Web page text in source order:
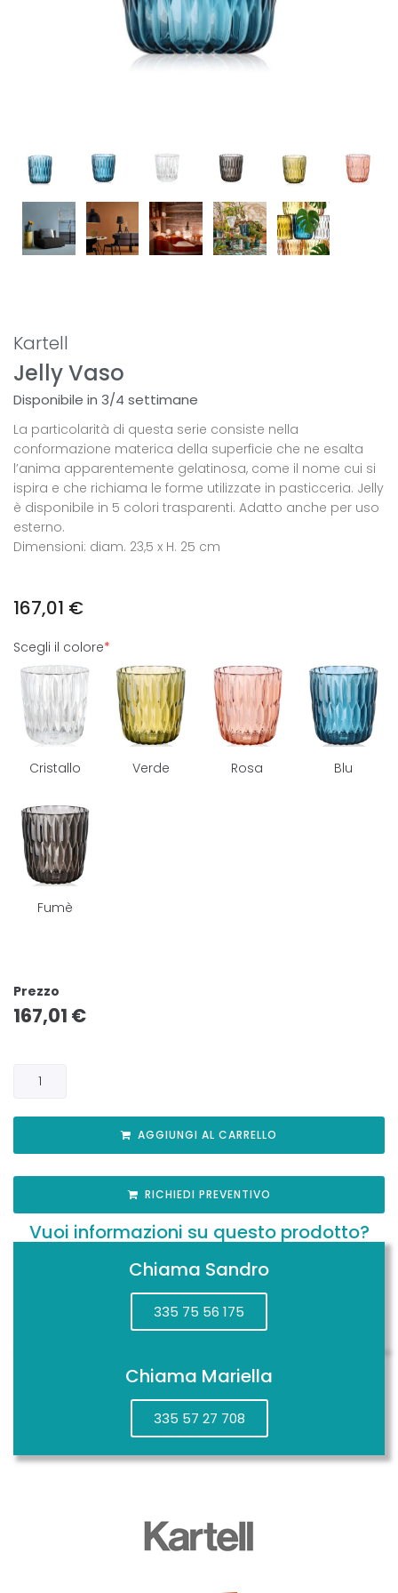
Kartell
Jelly Vaso
Disponibile in 3/4 settimane
La particolarità di questa serie consiste nella
conformazione materica della superficie che ne esalta
l’anima apparentemente gelatinosa, come il nome cui si
ispira e che richiama le forme utilizzate in pasticceria. Jelly
è disponibile in 5 colori trasparenti. Adatto anche per uso
esterno.
Dimensioni: diam. 23,5 x H. 25 cm
167,01 €
Scegli il colore*
Cristallo Verde Rosa Blu
Fumè
Prezzo
167,01 €
AGGIUNGI AL CARRELLO
RICHIEDI PREVENTIVO
Vuoi informazioni su questo prodotto?
Chiama Sandro
335 75 56 175
Chiama Mariella
335 57 27 708